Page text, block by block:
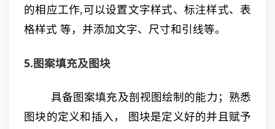
的相应工作,可以设置文字样式、标注样式、表
格样式 等，并添加文字、尺寸和引线等。
5.图案填充及图块
具备图案填充及剖视图绘制的能力；熟悉
图块的定义和插入， 图块是定义好的并且赋予